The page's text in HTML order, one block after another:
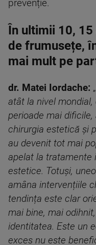
prevenție.
În ultimii 10,
de frumusețe,
mai mult pe
dr. Matei Iordache: „
atât la nivel
perioade mai
chirurgia estetică și
au devenit tot mai
apelat la tratamente
estetice. Totuși,
amâna intervențiile
tendința este clar
mai bine, mai
identitatea. Este un
exces nu este